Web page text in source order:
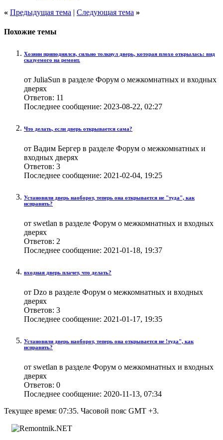
« Предыдущая тема | Следующая тема »
Похожие темы
Хозяин приподнялся, сильно толкнул дверь, которая плохо открылась: вид
сказуемого на ремонт.
от JuliaSun в разделе Форум о межкомнатных и входных
дверях
Ответов: 11
Последнее сообщение: 2023-08-22, 02:27
Что делать, если дверь открывается сама?
от Вадим Бергер в разделе Форум о межкомнатных и
входных дверях
Ответов: 3
Последнее сообщение: 2021-02-04, 19:25
Установили дверь наоборот, теперь она открывается не "туда", как
исправить?
от swetlan в разделе Форум о межкомнатных и входных
дверях
Ответов: 2
Последнее сообщение: 2021-01-18, 19:37
входная дверь плачет, что делать?
от Dzo в разделе Форум о межкомнатных и входных
дверях
Ответов: 3
Последнее сообщение: 2021-01-17, 19:35
Установили дверь наоборот, теперь она открывается не !туда", как
исправить?
от swetlan в разделе Форум о межкомнатных и входных
дверях
Ответов: 0
Последнее сообщение: 2020-11-13, 07:34
Текущее время: 07:35. Часовой пояс GMT +3.